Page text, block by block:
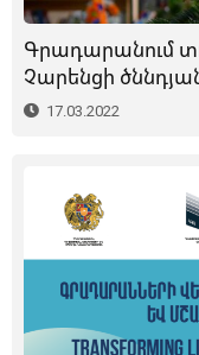
Գրադարանում
Չարենցի
17.03.2022